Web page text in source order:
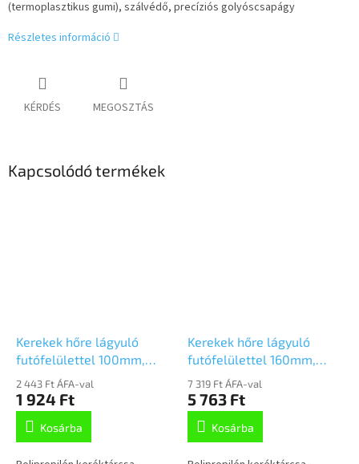
(termoplasztikus gumi), szálvédő, precíziós golyóscsapágy
Részletes információ
KÉRDÉS MEGOSZTÁS
Kapcsolódó termékek
Kerekek hőre lágyuló
futófelülettel 100mm,
PJP100x35-8,3 NL45
szürke supratech
2 443 Ft ÁFA-val
1 924 Ft
Kosárba
Kerekek hőre lágyuló
futófelülettel 160mm,
PJP160x45-Ø12,2 HL60
7 319 Ft ÁFA-val
5 763 Ft
Kosárba